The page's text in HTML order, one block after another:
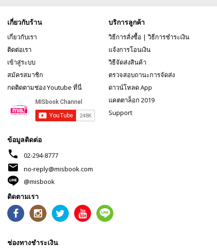
เกี่ยวกับร้าน
เกี่ยวกับเรา
ติดต่อเรา
เข้าสู่ระบบ
สมัครสมาชิก
กดติดตามช่อง Youtube ที่นี่
บริการลูกค้า
วิธีการสั่งซื้อ | วิธีการชำระเงิน
แจ้งการโอนเงิน
วิธีจัดส่งสินค้า
ตรวจสอบถานะการจัดส่ง
ดาวน์โหลด App
แคตตาล็อก 2019
Support
ข้อมูลติดต่อ
phone 02-294-8777
mail
no-reply@misbook.com
@misbook
ติดตามเรา
ช่องทางชำระเงิน